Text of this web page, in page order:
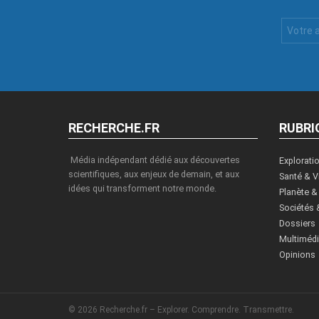
Email
:
RECHERCHE.FR
Média indépendant dédié aux découvertes
scientifiques, aux enjeux de demain, et aux
idées qui transforment notre monde.
Santé &
Planète
Sociétés
Dossiers
Opinions
© 2026 Recherche.fr – Explorer. Comprendre. Transmettre.